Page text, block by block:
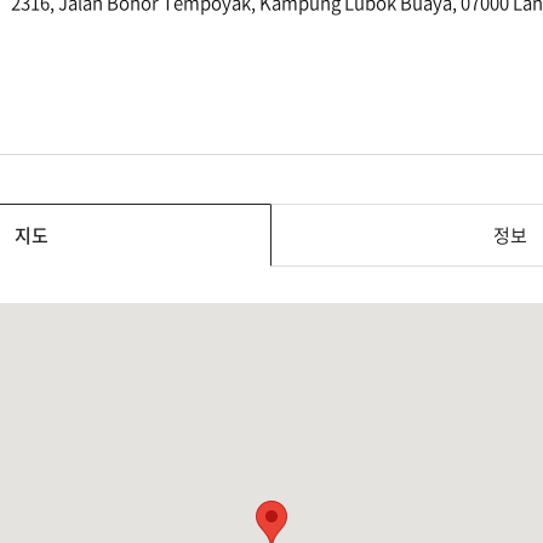
지도 정보